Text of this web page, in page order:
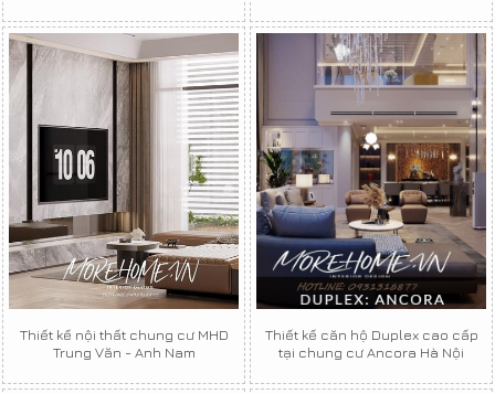
Thiết kế nội thất chung cư MHD
Trung Văn - Anh Nam
Thiết kế căn hộ Duplex cao cấp
tại chung cư Ancora Hà Nội